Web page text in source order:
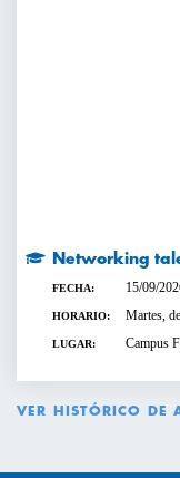
VER HISTÓRICO DE
Networking
FECHA: 15/09/
HORARIO: Martes,
LUGAR: Campus